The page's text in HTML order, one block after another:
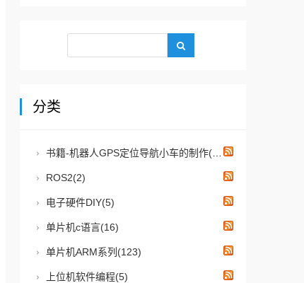
分类
书籍-机器人GPS定位导航小车的制作(15)
ROS2(2)
电子硬件DIY(5)
单片机c语言(16)
单片机ARM系列(123)
上位机软件编程(5)